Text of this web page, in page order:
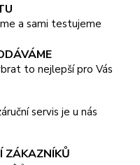
a sami testujeme
to nejlepší pro Vás
servis je u nás
ZÁKAZNÍKŮ